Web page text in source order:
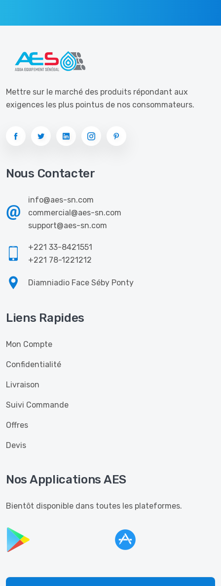
Mettre sur le marché des produits répondant aux
exigences les plus pointus de nos consommateurs.
Nous Contacter
info@aes-sn.com
commercial@aes-sn.com
support@aes-sn.com
+221 33-8421551
+221 78-1221212
Diamniadio Face Séby Ponty
Liens Rapides
Mon Compte
Confidentialité
Livraison
Suivi Commande
Offres
Devis
Nos Applications AES
Bientôt disponible dans toutes les plateformes.